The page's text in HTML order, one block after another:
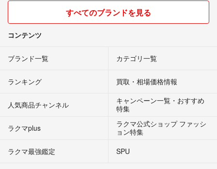
すべてのブランドを見る
コンテンツ
ブランド一覧 カテゴリ一覧
ランキング 買取・相場価格情報
人気商品チャンネル
キャンペーン一覧・おすすめ
特集
ラクマplus
ラクマ公式ショップ ファッシ
ョン特集
ラクマ最強鑑定
SPU